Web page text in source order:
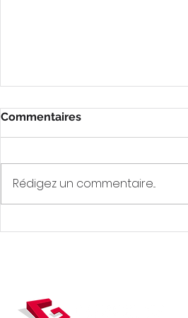
Commentaires
Rédigez un commentaire...